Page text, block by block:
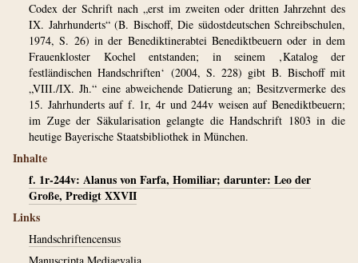
Codex der Schrift nach „erst im zweiten oder dritten Jahrzehnt des
IX. Jahrhunderts“ (B. Bischoff, Die südostdeutschen Schreibschulen,
1974, S. 26) in der Benediktinerabtei Benediktbeuern oder in dem
Frauenkloster Kochel entstanden; in seinem ‚Katalog der
festländischen Handschriften‘ (2004, S. 228) gibt B. Bischoff mit
„VIII./IX. Jh.“ eine abweichende Datierung an; Besitzvermerke des
15. Jahrhunderts auf f. 1r, 4r und 244v weisen auf Benediktbeuern;
im Zuge der Säkularisation gelangte die Handschrift 1803 in die
heutige Bayerische Staatsbibliothek in München.
Inhalte
f. 1r-244v: Alanus von Farfa, Homiliar; darunter: Leo der
Große, Predigt XXVII
Links
Handschriftencensus